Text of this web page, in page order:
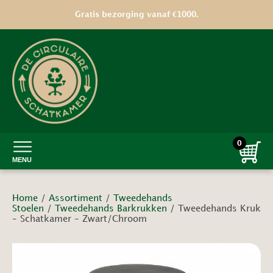
Gratis bezorging vanaf €1000.
MENU
0
Home / Assortiment /
Tweedehands
Stoelen / Tweedehands Barkrukken / Tweedehands Kruk
– Schatkamer – Zwart/Chroom